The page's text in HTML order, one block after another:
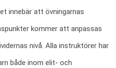
innebär att övningarnas
kommer att anpassas
nivå. Alla instruktörer har
både inom elit- och